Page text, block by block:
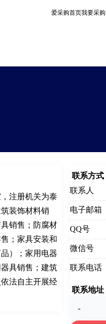
爱采购首页我要采购
注册机关为泰
装饰材料销
销售；防腐材
；家具安装和
）；家用电器
具销售；建筑
法自主开展经
联系方式
联系人
电子邮箱
QQ号
微信号
联系电话
联系地址
-